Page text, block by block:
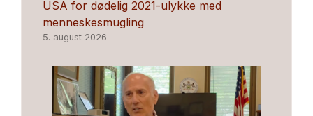
USA for dødelig 2021-ulykke med
menneskesmugling
5. august 2026